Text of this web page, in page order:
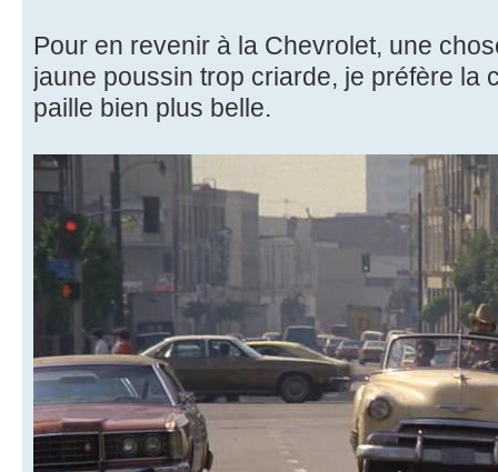
Pour en revenir à la Chevrolet, une
jaune poussin trop criarde, je préfère la
paille bien plus belle.